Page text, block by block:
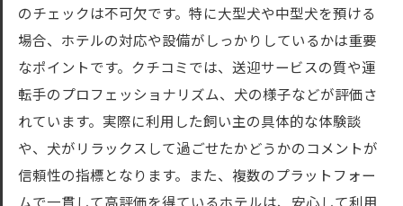
のチェックは不可欠です。特に大型犬や中型犬を預ける
場合、ホテルの対応や設備がしっかりしているかは重要
なポイントです。クチコミでは、送迎サービスの質や運
転手のプロフェッショナリズム、犬の様子などが評価さ
れています。実際に利用した飼い主の具体的な体験談
や、犬がリラックスして過ごせたかどうかのコメントが
信頼性の指標となります。また、複数のプラットフォー